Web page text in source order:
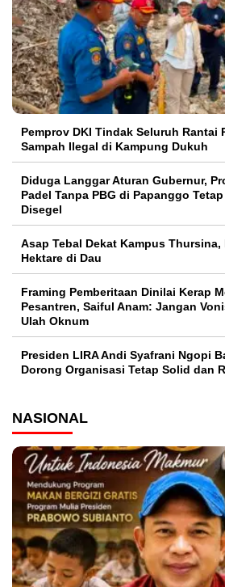
Pemprov DKI Tindak Seluruh Rantai
Sampah Ilegal di Kampung Dukuh
Diduga Langgar Aturan Gubernur,
Padel Tanpa PBG di Papanggo
Disegel
Asap Tebal Dekat Kampus
Hektare di Dau
Framing Pemberitaan Dinilai Kerap
Pesantren, Saiful Anam: Jangan
Ulah Oknum
Presiden LIRA Andi Syafrani Ngopi
Dorong Organisasi Tetap Solid dan
NASIONAL